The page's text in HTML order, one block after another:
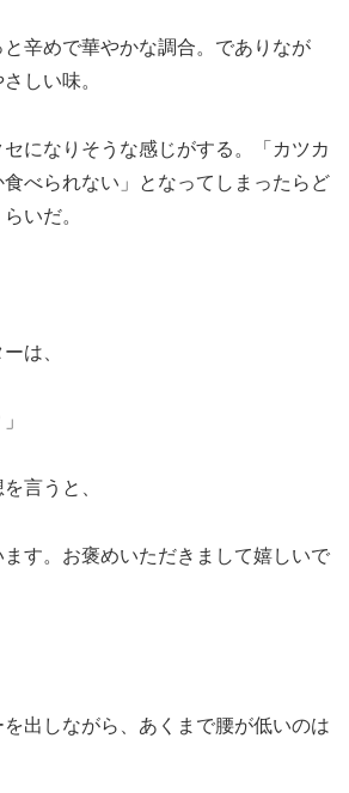
辛めで華やかな調合。でありなが
しい味。
になりそうな感じがする。「カツカ
べられない」となってしまったらど
いだ。
は、
言うと、
ます。お褒めいただきまして嬉しいで
を出しながら、あくまで腰が低いのは